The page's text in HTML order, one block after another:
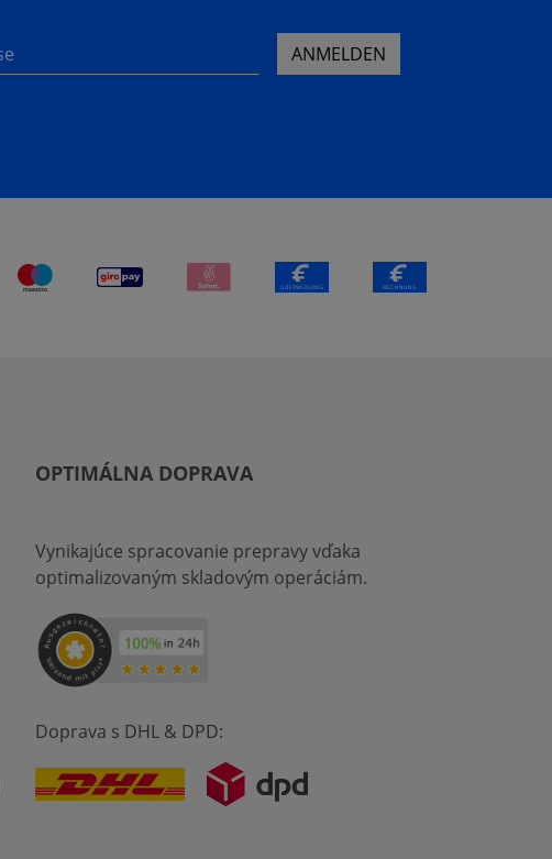
ANMELDEN
OPTIMÁLNA DOPRAVA
Vynikajúce spracovanie prepravy vďaka
optimalizovaným skladovým operáciám.
Doprava s DHL & DPD: